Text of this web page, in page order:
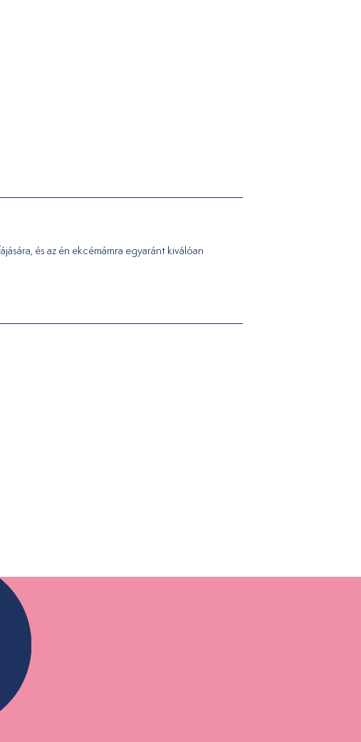
és az én ekcémámra egyaránt kiválóan